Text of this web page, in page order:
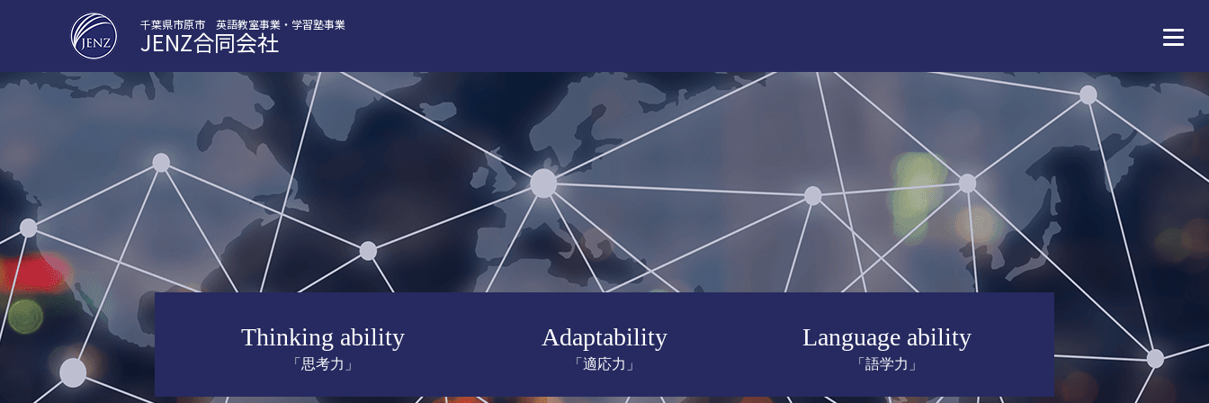
千葉県市原市 英語教室事業・学習塾事業
JENZ合同会社
Thinking ability
「思考力」
Adaptability
「適応力」
Language ability
「語学力」